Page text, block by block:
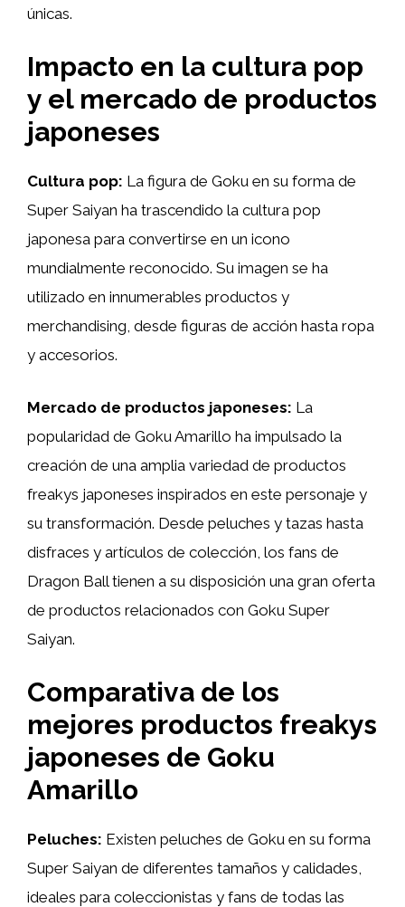
únicas.
Impacto en la cultura pop
y el mercado de productos
japoneses
Cultura pop: La figura de Goku en su forma de
Super Saiyan ha trascendido la cultura pop
japonesa para convertirse en un icono
mundialmente reconocido. Su imagen se ha
utilizado en innumerables productos y
merchandising, desde figuras de acción hasta ropa
y accesorios.
Mercado de productos japoneses: La
popularidad de Goku Amarillo ha impulsado la
creación de una amplia variedad de productos
freakys japoneses inspirados en este personaje y
su transformación. Desde peluches y tazas hasta
disfraces y artículos de colección, los fans de
Dragon Ball tienen a su disposición una gran oferta
de productos relacionados con Goku Super
Saiyan.
Comparativa de los
mejores productos freakys
japoneses de Goku
Amarillo
Peluches: Existen peluches de Goku en su forma
Super Saiyan de diferentes tamaños y calidades,
ideales para coleccionistas y fans de todas las